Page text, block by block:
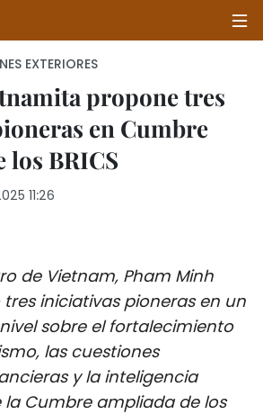
INICIO
POLÍTICA
SALUD - MEDIO AMBIENTE
CULTURA - ENTRETENIMIENTO
INTERNACIONAL
EXTERIORES
propone tres
en Cumbre
los BRICS
11:26
de Vietnam, Pham Minh
iniciativas pioneras en un
sobre el fortalecimiento
las cuestiones
y la inteligencia
la Cumbre ampliada de los